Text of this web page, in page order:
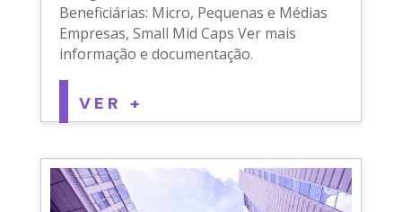
Beneficiárias: Micro, Pequenas e Médias
Empresas, Small Mid Caps Ver mais
informação e documentação.
VER +